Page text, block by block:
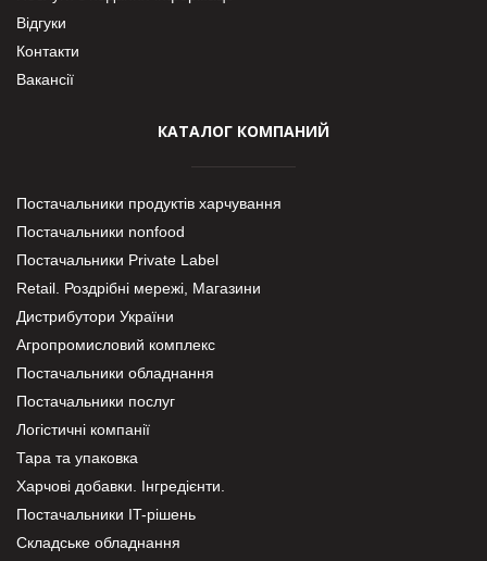
Відгуки
Контакти
Вакансії
КАТАЛОГ КОМПАНИЙ
Постачальники продуктів харчування
Постачальники nonfood
Постачальники Private Label
Retail. Роздрібні мережі, Магазини
Дистрибутори України
Агропромисловий комплекс
Постачальники обладнання
Постачальники послуг
Логістичні компанії
Тара та упаковка
Харчові добавки. Інгредієнти.
Постачальники IT-рішень
Складське обладнання